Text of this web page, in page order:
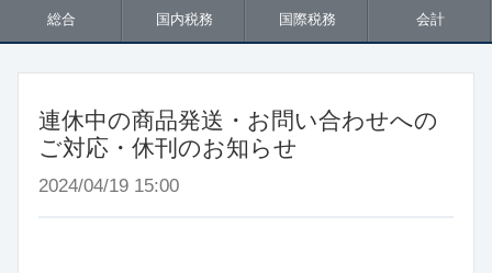
総合 国内税務 国際税務 会計
連休中の商品発送・お問い合わせへの
ご対応・休刊のお知らせ
2024/04/19 15:00